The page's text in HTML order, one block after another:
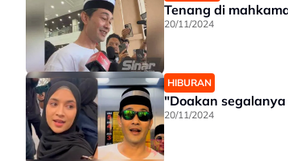
Tenang di
20/11/2024
HIBURAN
"Doakan
20/11/2024